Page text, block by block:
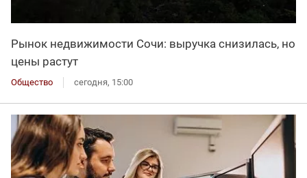
Рынок недвижимости Сочи: выручка снизилась, но
цены растут
Общество сегодня, 15:00